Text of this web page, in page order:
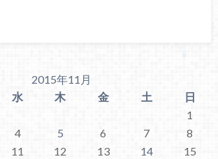
2015年11月
水 木 金 土
日
1
4 5 6 7
8
11 12 13 14
15